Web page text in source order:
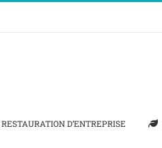
RESTAURATION D’ENTREPRISE